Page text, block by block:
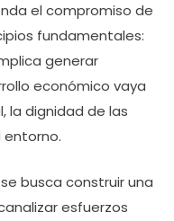
el compromiso de
fundamentales:
generar
económico vaya
la dignidad de las
entorno.
busca construir una
esfuerzos